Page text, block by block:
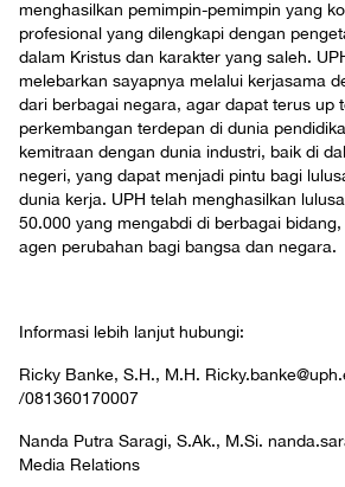
menghasilkan pemimpin-pemimpin yang
profesional yang dilengkapi dengan
dalam Kristus dan karakter yang saleh.
melebarkan sayapnya melalui kerjasama
dari berbagai negara, agar dapat terus up
perkembangan terdepan di dunia
kemitraan dengan dunia industri, baik di
negeri, yang dapat menjadi pintu bagi
dunia kerja. UPH telah menghasilkan
50.000 yang mengabdi di berbagai
agen perubahan bagi bangsa dan negara.
Informasi lebih lanjut hubungi:
Ricky Banke, S.H., M.H.
/081360170007
Nanda Putra Saragi, S.Ak., M.Si.
Media Relations